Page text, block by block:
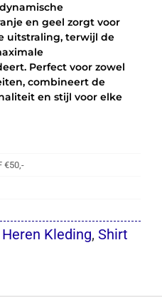
en geel zorgt voor
uitstraling, terwijl de
Perfect voor zowel
combineert de
en stijl voor elke
€50,-
Heren Kleding, Shirt